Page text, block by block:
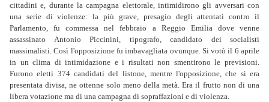
cittadini e, durante la campagna elettorale, intimidirono gli avversari con
una serie di violenze: la più grave, presagio degli attentati contro il
Parlamento, fu commessa nel febbraio a Reggio Emilia dove venne
assassinato Antonio Piccinini, tipografo, candidato dei socialisti
massimalisti. Così l'opposizione fu imbavagliata ovunque. Si votò il 6 aprile
in un clima di intimidazione e i risultati non smentirono le previsioni.
Furono eletti 374 candidati del listone, mentre l'opposizione, che si era
presentata divisa, ne ottenne solo meno della metà. Era il frutto non di una
libera votazione ma di una campagna di sopraffa­zioni e di violenza.